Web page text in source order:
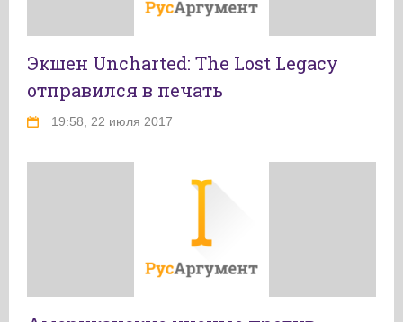
Экшен Uncharted: The Lost Legacy
отправился в печать
19:58, 22 июля 2017